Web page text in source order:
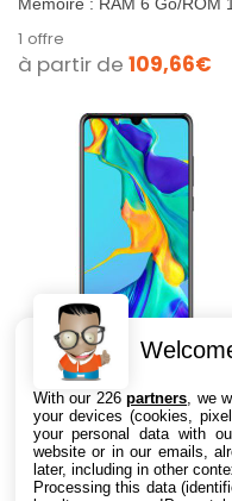
Mémoire : RAM 6 Go/ROM
SIM ou Nano-SIM + carte
SD. Ecran :...
1 offre
à partir de 109,66€
Huawei P30 Smartphone
débloqué 4G (6,1
6/128Go Double Nano
Android 9) Noir
Mémoire : RAM 6 Go/ROM
Bandes GSM: 850 MHz, 900
1800 MHz, 1900 MHz Mhz.
4 offres
With our 226partners , we
your devices (cookies,
your personal data with
website or in our emails,
later, including in other
Processing this data